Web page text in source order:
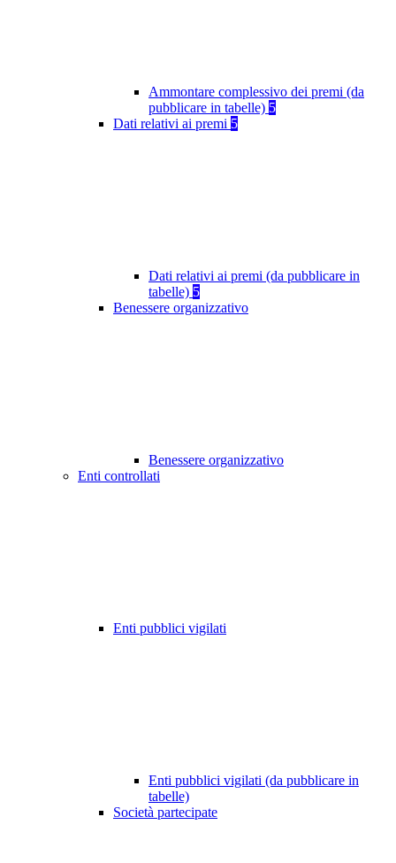
Ammontare complessivo dei premi (da
pubblicare in tabelle) 5
Dati relativi ai premi 5
Dati relativi ai premi (da pubblicare in
tabelle) 5
Benessere organizzativo
Benessere organizzativo
Enti controllati
Enti pubblici vigilati
Enti pubblici vigilati (da pubblicare in
tabelle)
Società partecipate